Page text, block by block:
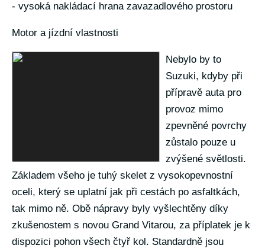
- vysoká nakládací hrana zavazadlového prostoru
Motor a jízdní vlastnosti
Nebylo by to
Suzuki, kdyby při
přípravě auta pro
provoz mimo
zpevněné povrchy
zůstalo pouze u
zvýšené světlosti.
Základem všeho je tuhý skelet z vysokopevnostní
oceli, který se uplatní jak při cestách po asfaltkách,
tak mimo ně. Obě nápravy byly vyšlechtěny díky
zkušenostem s novou Grand Vitarou, za příplatek je k
dispozici pohon všech čtyř kol. Standardně jsou